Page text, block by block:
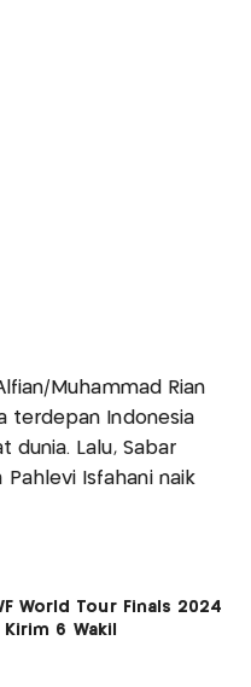
Muhammad Rian
terdepan Indonesia
dunia. Lalu, Sabar
Pahlevi Isfahani naik
World Tour Finals 2024
6 Wakil